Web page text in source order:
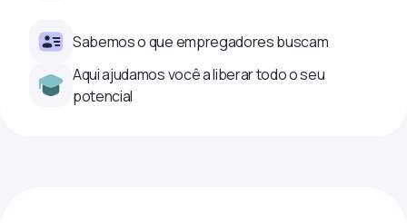
Sabemos o que empregadores buscam
Aqui ajudamos você a liberar todo o seu
potencial